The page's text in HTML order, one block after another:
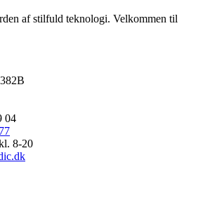
af stilfuld teknologi. Velkommen til
04
8-20